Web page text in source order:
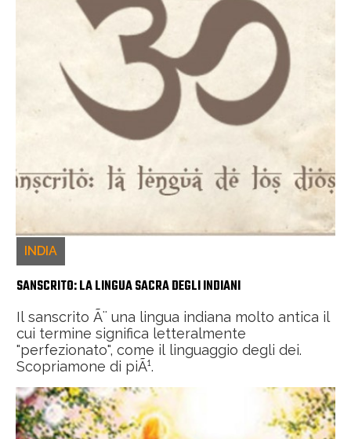
INDIA
SANSCRITO: LA LINGUA SACRA DEGLI INDIANI
Il sanscrito Ã¨ una lingua indiana molto antica il
cui termine significa letteralmente
"perfezionato", come il linguaggio degli dei.
Scopriamone di piÃ¹.